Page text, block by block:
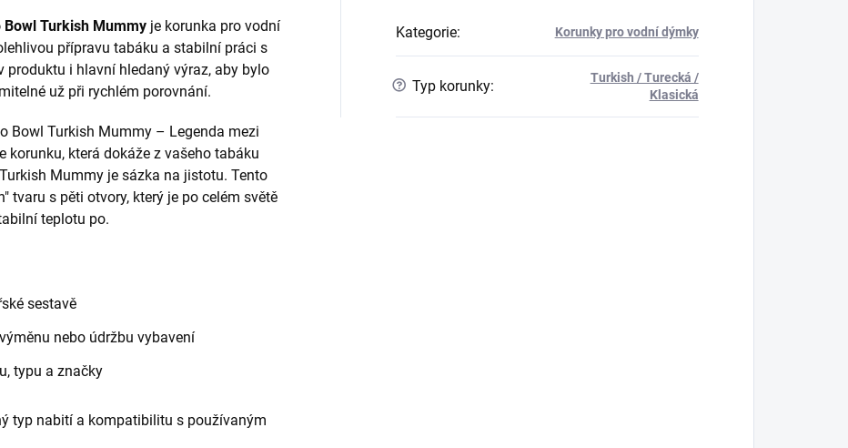
Turkish Mummy je korunka pro vodní
přípravu tabáku a stabilní práci s
produktu i hlavní hledaný výraz, aby bylo
už při rychlém porovnání.
Bowl Turkish Mummy – Legenda mezi
která dokáže z vašeho tabáku
Mummy je sázka na jistotu. Tento
tvaru s pěti otvory, který je po celém světě
teplotu po.
sestavě
nebo údržbu vybavení
typu a značky
typ nabití a kompatibilitu s používaným
Kategorie: Korunky pro vodní dýmky
? Typ korunky:
Turkish / Turecká /
Klasická